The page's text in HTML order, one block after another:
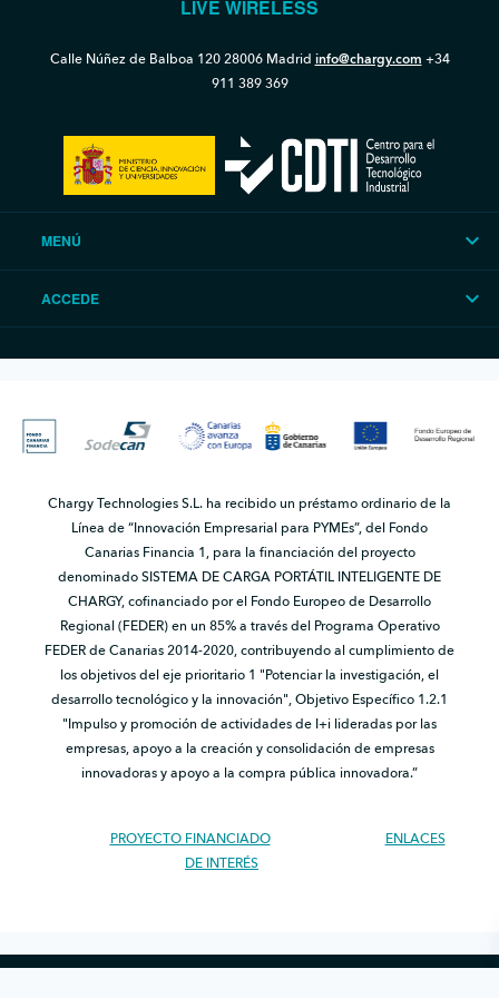
LIVE WIRELESS
Calle Núñez de Balboa 12028006 Madrid info@chargy.com +34
911 389 369
MENÚ
ACCEDE
Chargy Technologies S.L. ha recibido un préstamo ordinario de la
Línea de “Innovación Empresarial para PYMEs”, del Fondo
Canarias Financia 1, para la financiación del proyecto
denominado SISTEMA DE CARGA PORTÁTIL INTELIGENTE DE
CHARGY, cofinanciado por el Fondo Europeo de Desarrollo
Regional (FEDER) en un 85% a través del Programa Operativo
FEDER de Canarias 2014-2020, contribuyendo al cumplimiento de
los objetivos del eje prioritario 1 "Potenciar la investigación, el
desarrollo tecnológico y la innovación", Objetivo Específico 1.2.1
"Impulso y promoción de actividades de I+i lideradas por las
empresas, apoyo a la creación y consolidación de empresas
innovadoras y apoyo a la compra pública innovadora.”
PROYECTO FINANCIADO
ENLACES
DE INTERÉS